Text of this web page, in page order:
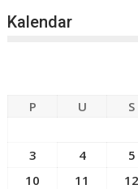
Kalendar
P U S
3
4 5
10
11 12